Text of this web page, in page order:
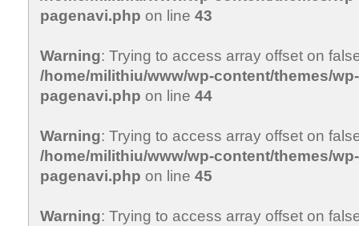
pagenavi.php on line 43
Warning: Trying to access array offset on
/home/milithiu/www/wp-content/themes/
pagenavi.php on line 44
Warning: Trying to access array offset on
/home/milithiu/www/wp-content/themes/
pagenavi.php on line 45
Warning: Trying to access array offset on